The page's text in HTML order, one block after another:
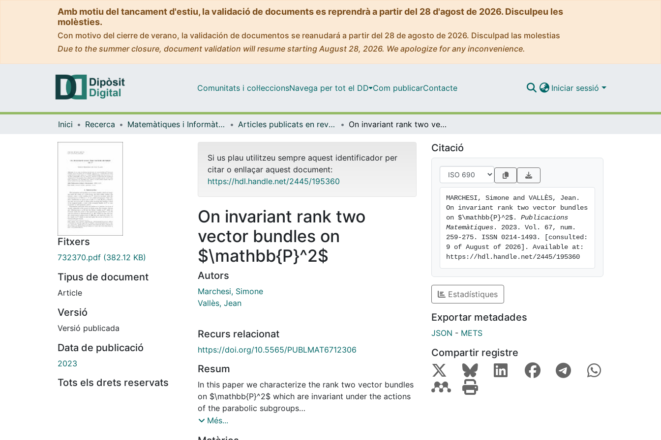
Amb motiu del tancament d'estiu, la validació de documents es reprendrà a partir del 28 d'agost de 2026. Disculpeu les
molèsties.
Con motivo del cierre de verano, la validación de documentos se reanudará a partir del 28 de agosto de 2026. Disculpad las molestias
Due to the summer closure, document validation will resume starting August 28, 2026. We apologize for any inconvenience.
Comunitats i col·leccionsNavega per tot el DD Com publicarContacte Iniciar sessió
Inici Recerca Matemàtiques i Informàtica Articles publicats en revistes (Matemàtiques i Informàtica) On invariant rank two vector bundles on $\mathbb{P}^2$
Fitxers
732370.pdf (382.12 KB)
Tipus de document
Article
Versió
Versió publicada
Data de publicació
2023
Tots els drets reservats
Si us plau utilitzeu sempre aquest identificador per
citar o enllaçar aquest document:
https://hdl.handle.net/2445/195360
On invariant rank two
vector bundles on
$\mathbb{P}^2$
Autors
Marchesi, Simone
Vallès, Jean
Recurs relacionat
https://doi.org/10.5565/PUBLMAT6712306
Resum
In this paper we characterize the rank two vector bundles
on $\mathbb{P}^2$ which are invariant under the actions
of the parabolic subgroups
$G_p:=\operatorname{Stab}_p(\mathrm{PGL}(3))$ fixing a
Més...
Citació
MARCHESI, Simone and VALLÈS, Jean.
On invariant rank two vector bundles
on $\mathbb{P}^2$. Publicacions
Matemàtiques . 2023. Vol. 67, num.
259-275. ISSN 0214-1493. [consulted:
9 of August of 2026]. Available at:
https://hdl.handle.net/2445/195360
Estadístiques
Exportar metadades
JSON - METS
Compartir registre